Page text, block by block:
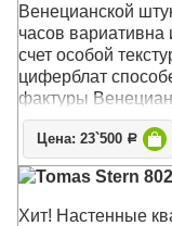
Венецианской
часов вариативна
счет особой
циферблат
фактуры
потертости,
ярким акцентом
декором стен в
Деко'. А в
данными часами
Цена: 23`500 Р
Tomas Stern
Хит! Настенные